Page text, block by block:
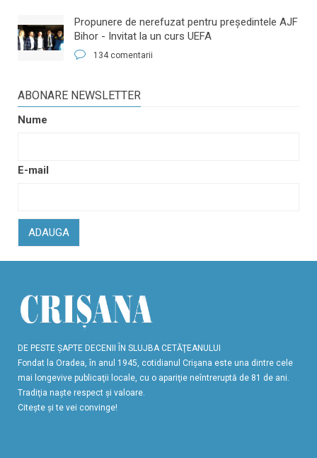
​Propunere de nerefuzat pentru preşedintele AJF
Bihor - Invitat la un curs UEFA
134 comentarii
ABONARE NEWSLETTER
Nume
E-mail
ADAUGA
DE PESTE ŞAPTE DECENII ÎN SLUJBA CETĂŢEANULUI
Fondat la Oradea, în anul 1945, cotidianul Crişana este una dintre cele
mai longevive publicaţii locale, cu o apariţie neîntreruptă de 81 de ani.
Tradiţia naşte respect şi valoare.
Citeşte şi te vei convinge!